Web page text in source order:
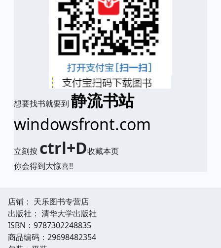
想要找书就要到 静流书站
windowsfront.com
立刻按 ctrl+D收藏本页
你会得到大惊喜!!
店铺： 天乐图书专营店
出版社： 清华大学出版社
ISBN：9787302248835
商品编码：29698482354